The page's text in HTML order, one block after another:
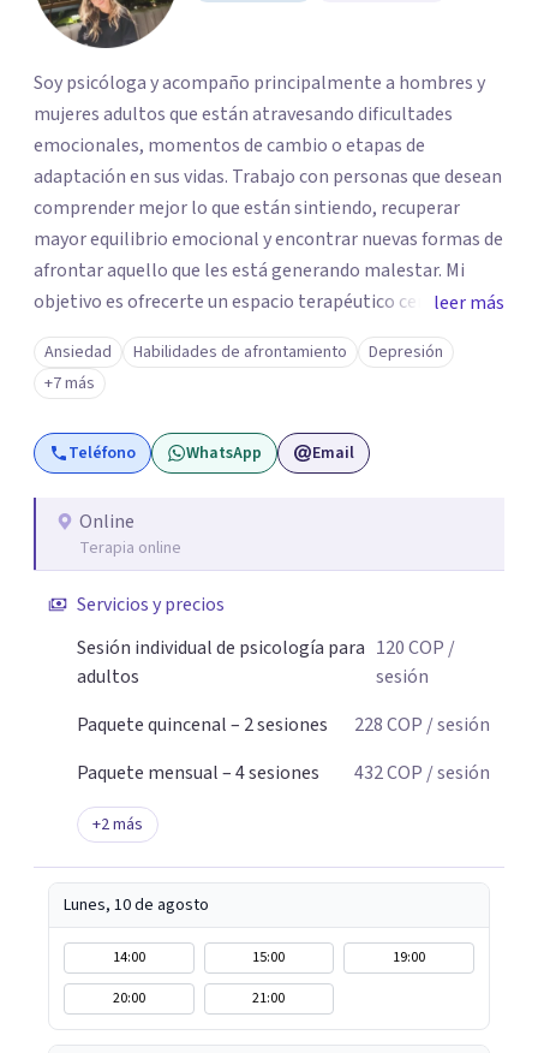
Soy psicóloga y acompaño principalmente a hombres y
mujeres adultos que están atravesando dificultades
emocionales, momentos de cambio o etapas de
adaptación en sus vidas. Trabajo con personas que desean
comprender mejor lo que están sintiendo, recuperar
mayor equilibrio emocional y encontrar nuevas formas de
afrontar aquello que les está generando malestar. Mi
objetivo es ofrecerte un espacio terapéutico cercano,
seguro y libre de juicios, en el que puedas comprender
mejor lo que estás viviendo, reconocer tus necesidades y
desarrollar herramientas que te ayuden a afrontar tu
malestar emocional con mayor claridad y bienestar.
leer más
Ansiedad Habilidades de afrontamiento
Depresión
+7 más
Teléfono WhatsApp Email
Online
Terapia online
Servicios y precios
Sesión individual de psicología para
adultos
120COP /
sesión
Paquete quincenal – 2 sesiones
228COP / sesión
Paquete mensual – 4 sesiones
432COP / sesión
+2más
Lunes, 10 de agosto
14:00 15:00
19:00
20:00
21:00